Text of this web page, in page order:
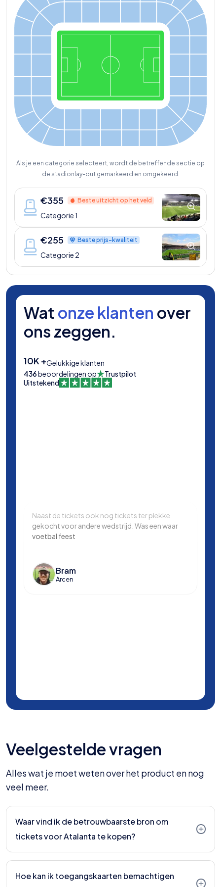
€355 Beste uitzicht op het veld
Categorie 1
€255 Beste prijs-kwaliteit
Categorie 2
Als je een categorie selecteert, wordt de betreffende sectie op
de stadionlay-out gemarkeerd en omgekeerd.
Wat onze klanten over
ons zeggen.
10K +Gelukkige klanten
436beoordelingen op
Trustpilot
Uitstekend
Naast de tickets ook nog tickets ter plekke
gekocht voor andere wedstrijd. Was een waar
voetbal feest
Bram
Arcen
Veelgestelde vragen
Alles wat je moet weten over het product en nog
veel meer.
Waar vind ik de betrouwbaarste bron om
tickets voor Atalanta te kopen?
Het wordt sterk aanbevolen om je tickets voor
Atalanta te verkrijgen via een gerenommeerde
Hoe kan ik toegangskaarten bemachtigen